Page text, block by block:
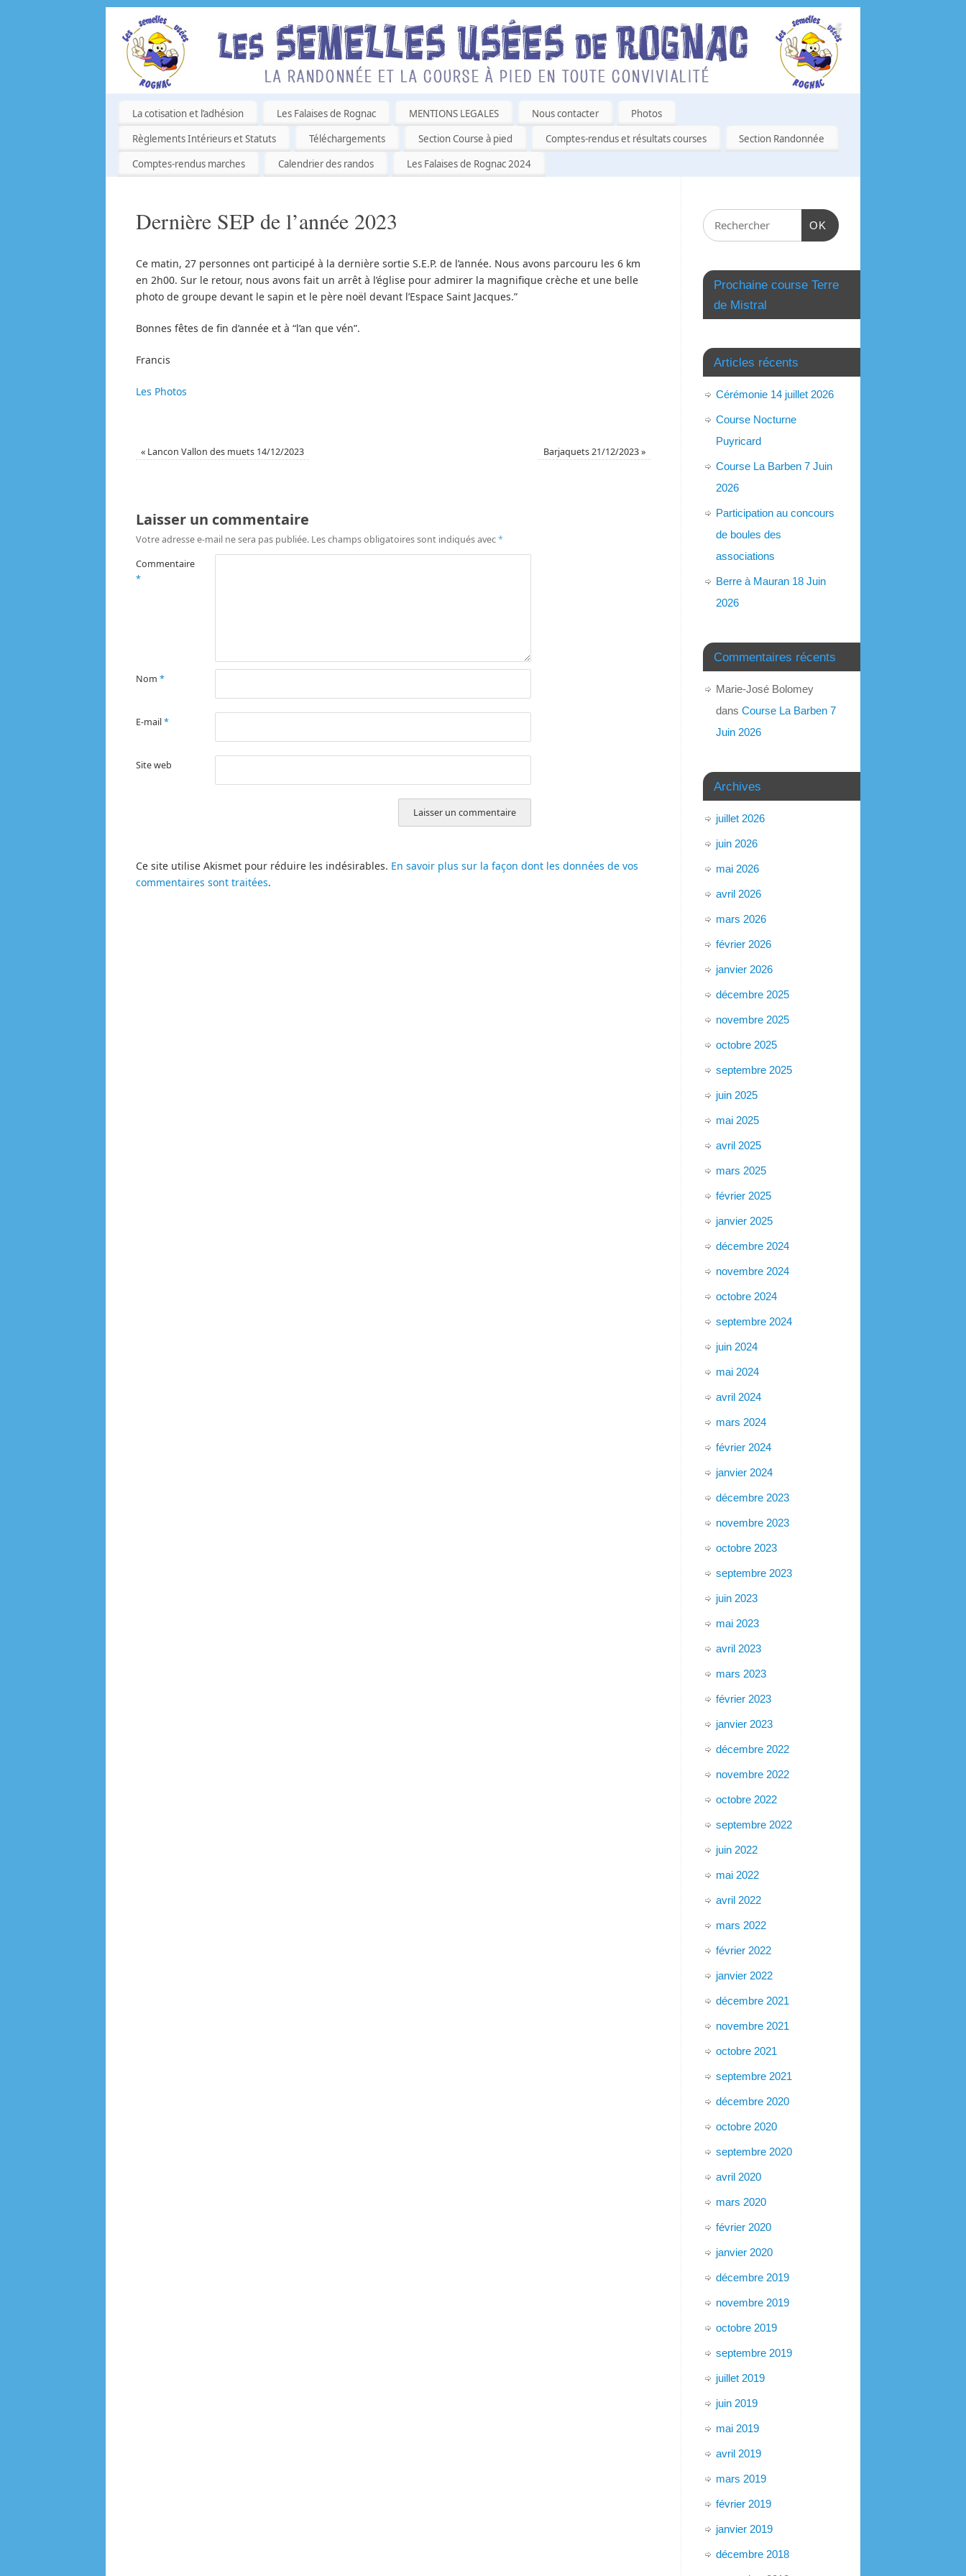
La cotisation et l’adhésion Les Falaises de Rognac MENTIONS LEGALES Nous contacter
Photos
Règlements Intérieurs et Statuts
Téléchargements Section Course à pied Comptes-rendus et résultats courses
Section Randonnée
Comptes-rendus marches
Calendrier des randos Les Falaises de Rognac 2024
Dernière SEP de l’année 2023
Ce matin, 27 personnes ont participé à la dernière sortie S.E.P. de l’année. Nous avons parcouru les 6 km
en 2h00. Sur le retour, nous avons fait un arrêt à l’église pour admirer la magnifique crèche et une belle
photo de groupe devant le sapin et le père noël devant l’Espace Saint Jacques.”
Bonnes fêtes de fin d’année et à “l’an que vén”.
Francis
Les Photos
« Lancon Vallon des muets 14/12/2023 Barjaquets 21/12/2023»
Laisser un commentaire
Votre adresse e-mail ne sera pas publiée. Les champs obligatoires sont indiqués avec*
Commentaire
*
Nom *
E-mail*
Site web
Ce site utilise Akismet pour réduire les indésirables. En savoir plus sur la façon dont les données de vos
commentaires sont traitées.
OK
Prochaine course Terre
de Mistral
Articles récents
Cérémonie 14 juillet 2026
Course Nocturne
Puyricard
Course La Barben 7 Juin
2026
Participation au concours
de boules des
associations
Berre à Mauran 18 Juin
2026
Commentaires récents
Marie-José Bolomey
dans Course La Barben 7
Juin 2026
Archives
juillet 2026
juin 2026
mai 2026
avril 2026
mars 2026
février 2026
janvier 2026
décembre 2025
novembre 2025
octobre 2025
septembre 2025
juin 2025
mai 2025
avril 2025
mars 2025
février 2025
janvier 2025
décembre 2024
novembre 2024
octobre 2024
septembre 2024
juin 2024
mai 2024
avril 2024
mars 2024
février 2024
janvier 2024
décembre 2023
novembre 2023
octobre 2023
septembre 2023
juin 2023
mai 2023
avril 2023
mars 2023
février 2023
janvier 2023
décembre 2022
novembre 2022
octobre 2022
septembre 2022
juin 2022
mai 2022
avril 2022
mars 2022
février 2022
janvier 2022
décembre 2021
novembre 2021
octobre 2021
septembre 2021
décembre 2020
octobre 2020
septembre 2020
avril 2020
mars 2020
février 2020
janvier 2020
décembre 2019
novembre 2019
octobre 2019
septembre 2019
juillet 2019
juin 2019
mai 2019
avril 2019
mars 2019
février 2019
janvier 2019
décembre 2018